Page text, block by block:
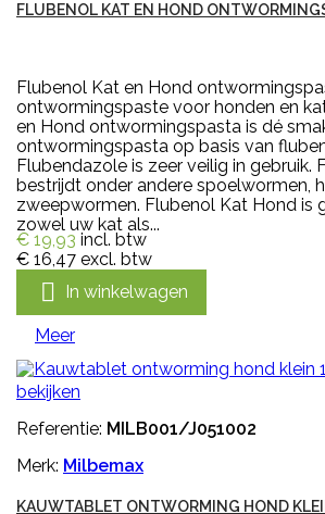
FLUBENOL KAT EN HOND
Flubenol Kat en Hond
ontwormingspaste voor honden en
en Hond ontwormingspasta is dé
ontwormingspasta op basis van
Flubendazole is zeer veilig in gebruik.
bestrijdt onder andere spoelwormen,
zweepwormen. Flubenol Kat Hond is
zowel uw kat als...
€ 19,93 incl. btw
€ 16,47 excl. btw
 In winkelwagen
Meer
bekijken
Referentie: MILB001/J051002
Merk: Milbemax
KAUWTABLET ONTWORMING HOND